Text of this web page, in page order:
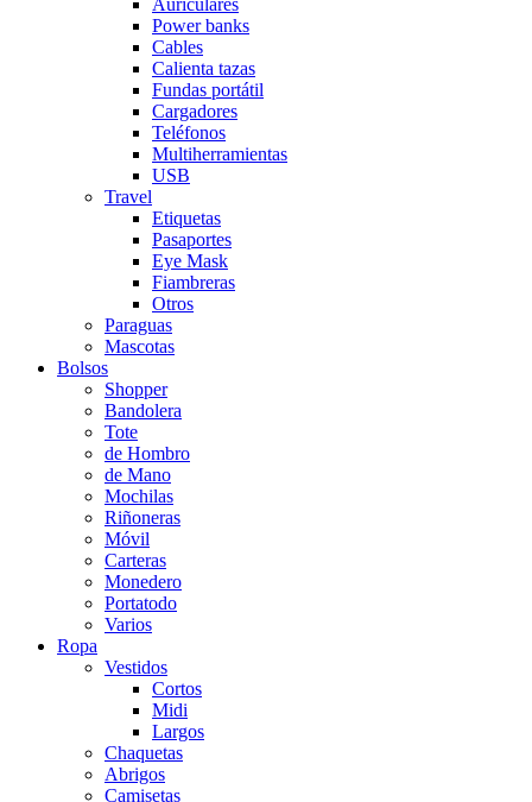
Power banks
Cables
Calienta tazas
Fundas portátil
Cargadores
Teléfonos
Multiherramientas
USB
Travel
Etiquetas
Pasaportes
Eye Mask
Fiambreras
Otros
Paraguas
Mascotas
Bolsos
Shopper
Bandolera
Tote
de Hombro
de Mano
Mochilas
Riñoneras
Móvil
Carteras
Monedero
Portatodo
Varios
Ropa
Vestidos
Cortos
Midi
Largos
Chaquetas
Abrigos
Camisetas